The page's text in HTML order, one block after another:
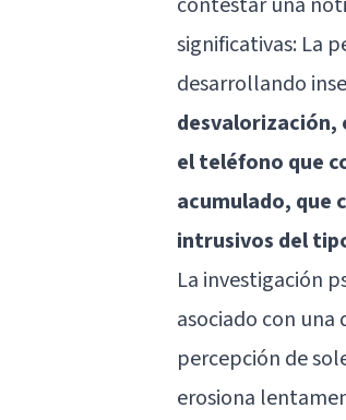
significativas: La
desarrollando
desvalorización,
el teléfono que
acumulado, que
intrusivos del
La investigación
asociado con
percepción de
erosiona